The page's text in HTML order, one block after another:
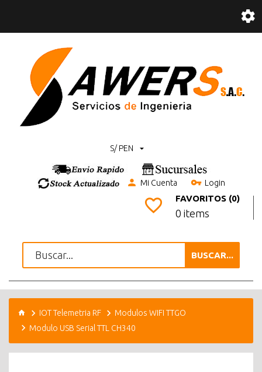
S/ PEN
Mi Cuenta Login
FAVORITOS (0)
0 items
BUSCAR...
IOT Telemetria RF
Modulos WIFI TTGO
Modulo USB Serial TTL CH340